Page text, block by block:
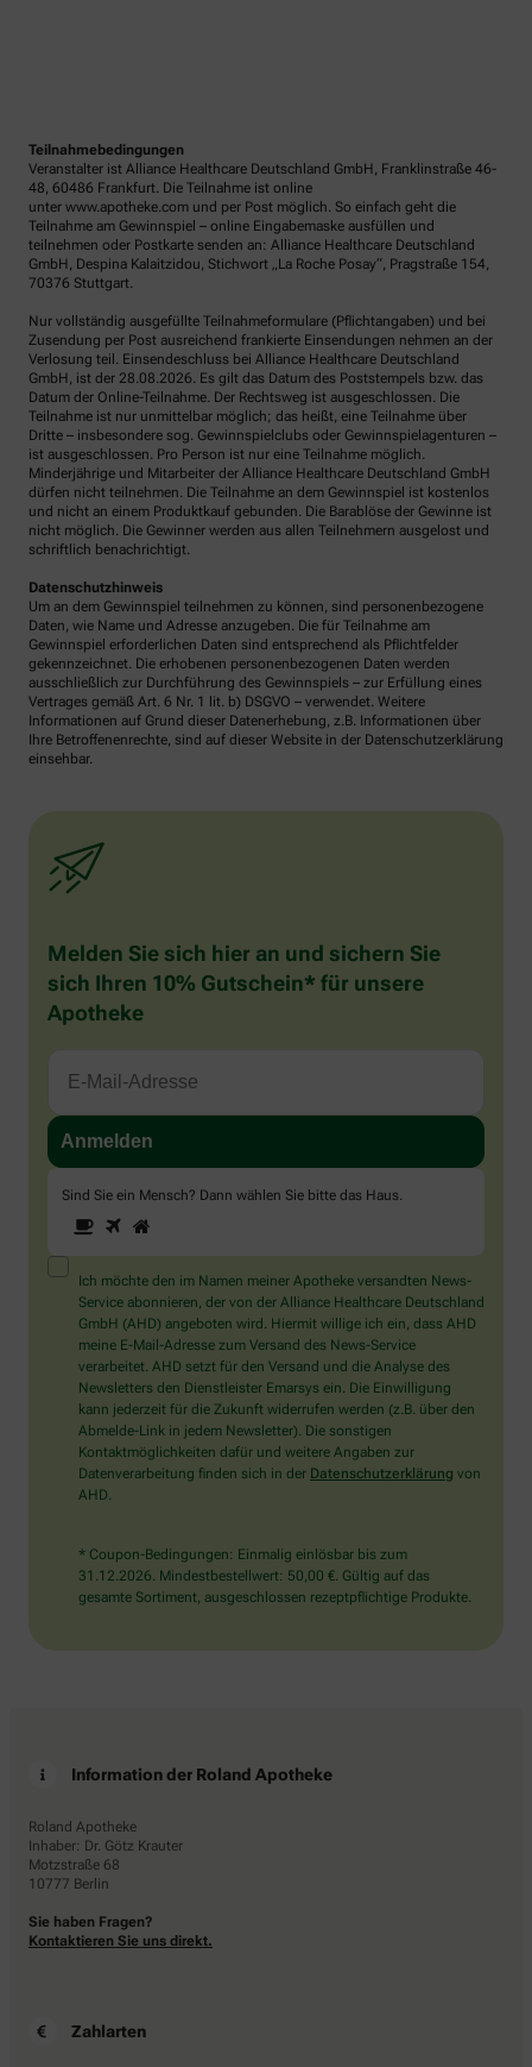
Teilnahmebedingungen
Veranstalter ist Alliance Healthcare Deutschland GmbH, Franklinstraße 46-
48, 60486 Frankfurt. Die Teilnahme ist online
unter www.apotheke.com und per Post möglich. So einfach geht die
Teilnahme am Gewinnspiel – online Eingabemaske ausfüllen und
teilnehmen oder Postkarte senden an: Alliance Healthcare Deutschland
GmbH, Despina Kalaitzidou, Stichwort „La Roche Posay“, Pragstraße 154,
70376 Stuttgart.
Nur vollständig ausgefüllte Teilnahmeformulare (Pflichtangaben) und bei
Zusendung per Post ausreichend frankierte Einsendungen nehmen an der
Verlosung teil. Einsendeschluss bei Alliance Healthcare Deutschland
GmbH, ist der 28.08.2026. Es gilt das Datum des Poststempels bzw. das
Datum der Online-Teilnahme. Der Rechtsweg ist ausgeschlossen. Die
Teilnahme ist nur unmittelbar möglich; das heißt, eine Teilnahme über
Dritte – insbesondere sog. Gewinnspielclubs oder Gewinnspielagenturen –
ist ausgeschlossen. Pro Person ist nur eine Teilnahme möglich.
Minderjährige und Mitarbeiter der Alliance Healthcare Deutschland GmbH
dürfen nicht teilnehmen. Die Teilnahme an dem Gewinnspiel ist kostenlos
und nicht an einem Produktkauf gebunden. Die Barablöse der Gewinne ist
nicht möglich. Die Gewinner werden aus allen Teilnehmern ausgelost und
schriftlich benachrichtigt.
Datenschutzhinweis
Um an dem Gewinnspiel teilnehmen zu können, sind personenbezogene
Daten, wie Name und Adresse anzugeben. Die für Teilnahme am
Gewinnspiel erforderlichen Daten sind entsprechend als Pflichtfelder
gekennzeichnet. Die erhobenen personenbezogenen Daten werden
ausschließlich zur Durchführung des Gewinnspiels – zur Erfüllung eines
Vertrages gemäß Art. 6 Nr. 1 lit. b) DSGVO – verwendet. Weitere
Informationen auf Grund dieser Datenerhebung, z.B. Informationen über
Ihre Betroffenenrechte, sind auf dieser Website in der Datenschutzerklärung
einsehbar.
Melden Sie sich hier an und sichern Sie
sich Ihren 10% Gutschein* für unsere
Apotheke
Sind Sie ein Mensch? Dann wählen Sie bitte das Haus.
Sind
Sie
ein
Mensch?
Dann
wählen
Sie
bitte
das
Haus.
1 2
Ich möchte den im Namen meiner Apotheke versandten News-
Service abonnieren, der von der Alliance Healthcare Deutschland
GmbH (AHD) angeboten wird. Hiermit willige ich ein, dass AHD
meine E-Mail-Adresse zum Versand des News-Service
verarbeitet. AHD setzt für den Versand und die Analyse des
Newsletters den Dienstleister Emarsys ein. Die Einwilligung
kann jederzeit für die Zukunft widerrufen werden (z.B. über den
Abmelde-Link in jedem Newsletter). Die sonstigen
Kontaktmöglichkeiten dafür und weitere Angaben zur
Datenverarbeitung finden sich in der Datenschutzerklärung von
AHD.
* Coupon-Bedingungen: Einmalig einlösbar bis zum
31.12.2026. Mindestbestellwert: 50,00 €. Gültig auf das
gesamte Sortiment, ausgeschlossen rezeptpflichtige Produkte.
Information der Roland Apotheke
Roland Apotheke
Inhaber: Dr. Götz Krauter
Motzstraße 68
10777 Berlin
Sie haben Fragen?
Kontaktieren Sie uns direkt.
Zahlarten